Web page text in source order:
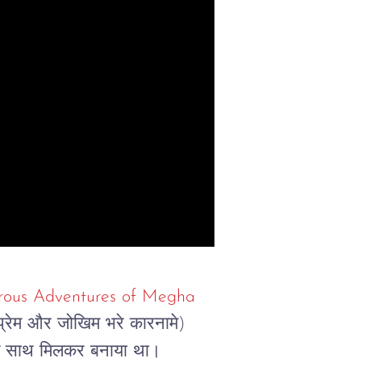
Adventures of Megha
और जोखिम भरे कारनामे)
मिलकर बनाया था।